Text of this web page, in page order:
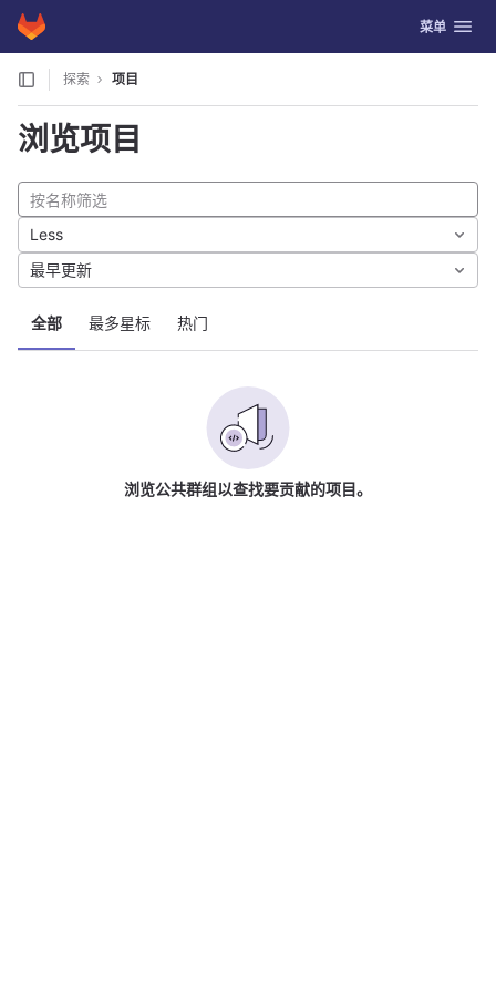
Skip to content
GitLab 切换导航
菜单
探索 项目
浏览项目
全部 最多星标 热门
Less
最早更新
浏览公共群组以查找要贡献的项目。